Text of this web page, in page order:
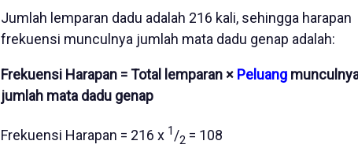
Jumlah lemparan dadu adalah 216 kali, sehingga harapan
frekuensi munculnya jumlah mata dadu genap adalah:
Frekuensi Harapan = Total lemparan × Peluang
jumlah mata dadu genap
Frekuensi Harapan = 216 x 1 /2 = 108